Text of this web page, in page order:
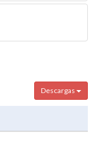
Descargas